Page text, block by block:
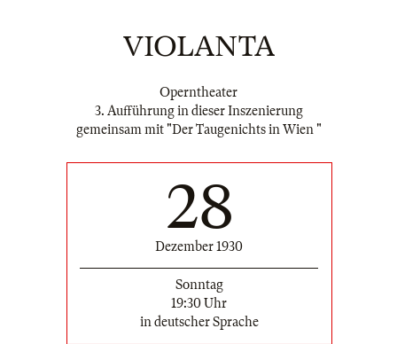
VIOLANTA
Operntheater
3. Aufführung in dieser Inszenierung
gemeinsam mit "Der Taugenichts in Wien "
28
Dezember 1930
Sonntag
19:30 Uhr
in deutscher Sprache